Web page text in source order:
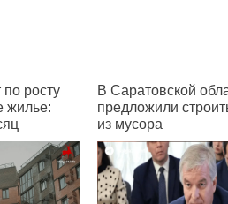
В Саратовской области
предложили строить дороги
из мусора